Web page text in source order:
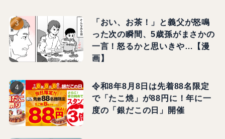
「おい、お茶！」と義父が怒鳴
った次の瞬間、5歳孫がまさかの
一言！怒るかと思いきや…【漫
画】
令和8年8月8日は先着88名限定
で「たこ焼」が88円に！年に一
度の「銀だこの日」開催